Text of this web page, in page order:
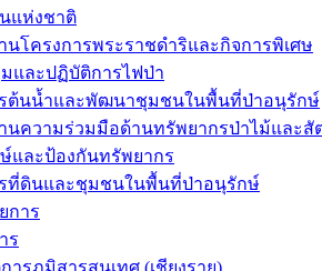
แห่งชาติ
นโครงการพระราชดำริและกิจการพิเศษ
และปฏิบัติการไฟป่า
ต้นน้ำและพัฒนาชุมชนในพื้นที่ป่าอนุรักษ์
นความร่วมมือด้านทรัพยากรป่าไม้และสั
และป้องกันทรัพยากร
ที่ดินและชุมชนในพื้นที่ป่าอนุรักษ์
การ
ร
ารภูมิสารสนเทศ (เชียงราย)